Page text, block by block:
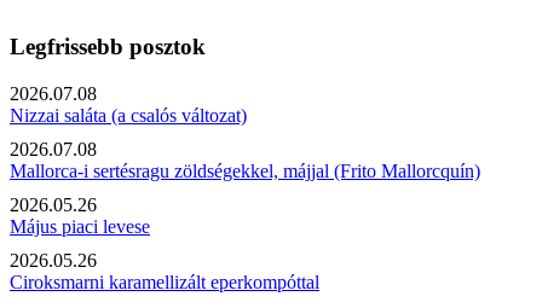
Legfrissebb posztok
2026.07.08
Nizzai saláta (a csalós változat)
2026.07.08
Mallorca-i sertésragu zöldségekkel, májjal (Frito Mallorcquín)
2026.05.26
Május piaci levese
2026.05.26
Ciroksmarni karamellizált eperkompóttal